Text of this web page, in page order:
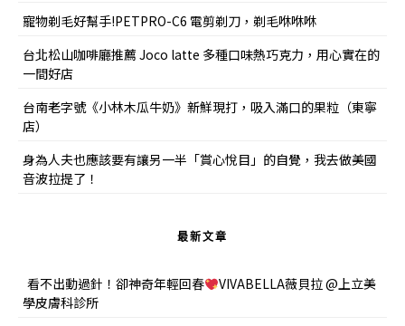
寵物剃毛好幫手!PETPRO-C6 電剪剃刀，剃毛咻咻咻
台北松山咖啡廳推薦 Joco latte 多種口味熱巧克力，用心實在的
一間好店
台南老字號《小林木瓜牛奶》新鮮現打，吸入滿口的果粒（東寧
店）
身為人夫也應該要有讓另一半「賞心悅目」的自覺，我去做美國
音波拉提了！
最新文章
看不出動過針！卻神奇年輕回春
VIVABELLA薇貝拉 @上立美
學皮膚科診所